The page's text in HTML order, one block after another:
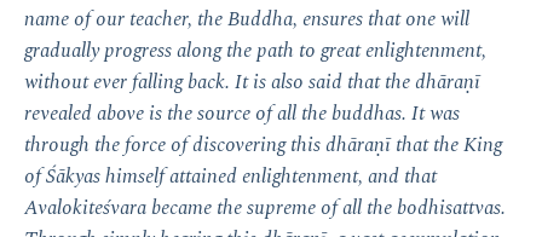
name of our teacher, the Buddha, ensures that one will
gradually progress along the path to great enlightenment,
without ever falling back. It is also said that the dhāraṇī
revealed above is the source of all the buddhas. It was
through the force of discovering this dhāraṇī that the King
of Śākyas himself attained enlightenment, and that
Avalokiteśvara became the supreme of all the bodhisattvas.